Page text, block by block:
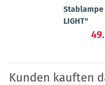
Stablampe
LIGHT"
Kunden kauften